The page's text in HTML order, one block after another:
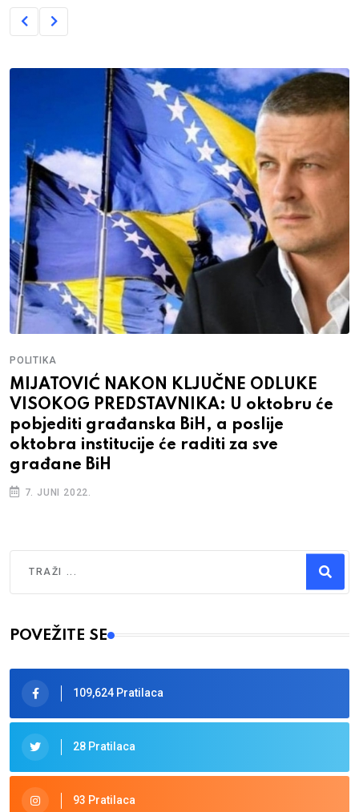
POLITIKA
MIJATOVIĆ NAKON KLJUČNE ODLUKE
VISOKOG PREDSTAVNIKA: U oktobru će
pobjediti građanska BiH, a poslije
oktobra institucije će raditi za sve
građane BiH
7. JUNI 2022.
Type 2 or more characters for results.
POVEŽITE SE
109,624 Pratilaca
28 Pratilaca
93 Pratilaca